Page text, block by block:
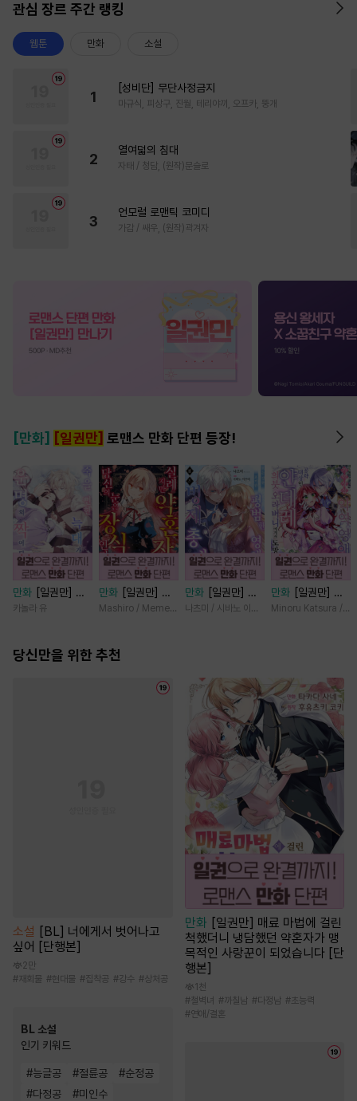
관심 장르 주간 랭킹
웹툰 만화 소설
1
[성비단] 무단사정금지
마규식, 피상구, 진월, 테리야끼, 오프카, 뚱개
2
열여덟의 침대
자태 / 청담, (원작)문슬로
3
언모럴 로맨틱 코미디
가감 / 쌔우, (원작)곽겨자
[만화] [일권만] 로맨스 만화 단편 등장!
만화
[일권만] 죽
을 뻔한 늑대가 운
카놀라 유
만화
[일권만] 실
례지만 약혼자님,
Mashiro / Memeko
만화
[일권만] 모
든 것을 포기한 평
나츠미 / 시바노 이즈미
만화
[일권만] 기
억상실 악역 영애
본]
Minoru Katsura /
당신만을 위한 추천
소설 [BL] 너에게서 벗어나고
싶어 [단행본]
2만
# 재회물 #현대물 #집착공 #강수 #상처공
BL 소설
인기 키워드
#능글공 #절륜공 #순정공
#다정공 #미인수
만화 [일권만] 매료 마법에 걸린
척했더니 냉담했던 약혼자가 맹
목적인 사랑꾼이 되었습니다 [단
행본]
1천
#철벽녀 #까칠남 #다정남 #초능력
#연애/결혼